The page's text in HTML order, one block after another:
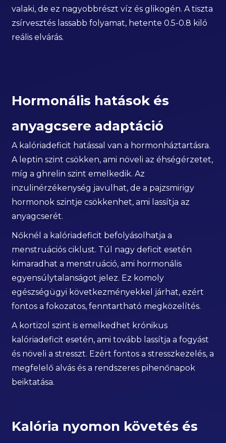
valaki, de ez nagyobbrészt víz és glikogén. A tiszta
zsírvesztés lassabb folyamat, hetente 0.5-0.8 kiló
reális elvárás.
Hormonális hatások és
anyagcsere adaptáció
A kalóriadeficit hatással van a hormonháztartásra.
A leptin szint csökken, ami növeli az éhségérzetet,
míg a ghrelin szint emelkedik. Az
inzulinérzékenység javulhat, de a pajzsmirigy
hormonok szintje csökkenhet, ami lassítja az
anyagcserét.
Nőknél a kalóriadeficit befolyásolhatja a
menstruációs ciklust. Túl nagy deficit esetén
kimaradhat a menstruáció, ami hormonális
egyensúlytalanságot jelez. Ez komoly
egészségügyi következményekkel járhat, ezért
fontos a fokozatos, fenntartható megközelítés.
A kortizol szint is emelkedhet krónikus
kalóriadeficit esetén, ami tovább lassítja a fogyást
és növeli a stresszt. Ezért fontos a stresszkezelés, a
megfelelő alvás és a rendszeres pihenőnapok
beiktatása.
Kalória nyomon követés és